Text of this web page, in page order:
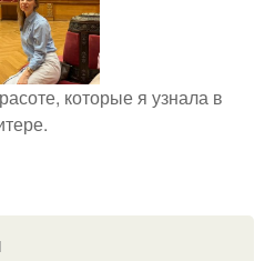
которые я узнала в